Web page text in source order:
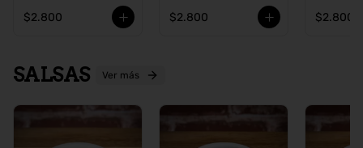
$2.800 $2.800 $2.800
SALSAS Ver más